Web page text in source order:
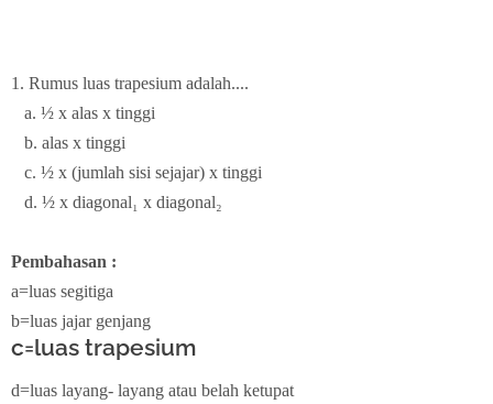
1. Rumus luas trapesium adalah....
a. ½ x alas x tinggi
b. alas x tinggi
c. ½ x (jumlah sisi sejajar) x tinggi
d. ½ x diagonal₁ x diagonal₂
Pembahasan :
a=luas segitiga
b=luas jajar genjang
c=luas trapesium
d=luas layang- layang atau belah ketupat